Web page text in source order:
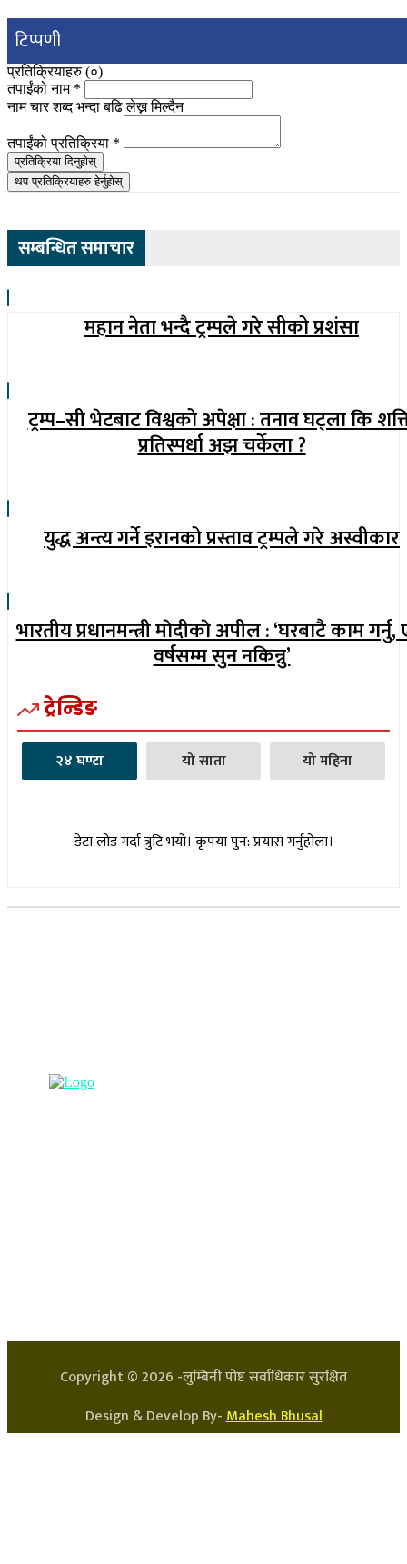
टिप्पणी
प्रतिक्रियाहरु (०)
तपाईंको नाम *
नाम चार शब्द भन्दा बढि लेख्न मिल्दैन
तपाईंको प्रतिक्रिया *
प्रतिक्रिया दिनुहोस्
थप प्रतिक्रियाहरु हेर्नुहोस्
सम्बन्धित समाचार
महान नेता भन्दै ट्रम्पले गरे सीको प्रशंसा
ट्रम्प–सी भेटबाट विश्वको अपेक्षा : तनाव घट्ला कि
प्रतिस्पर्धा अझ चर्केला ?
युद्ध अन्त्य गर्ने इरानको प्रस्ताव ट्रम्पले गरे अस्वीकार
भारतीय प्रधानमन्त्री माेदीकाे अपील : ‘घरबाटै काम
वर्षसम्म सुन नकिन्नु’
ट्रेन्डिङ
२४ घण्टा यो साता यो महिना
डेटा लोड गर्दा त्रुटि भयो। कृपया पुन: प्रयास गर्नुहोला।
Copyright ©2026 -लुम्बिनी पोष्ट सर्वाधिकार सुरक्षित
Design & Develop By-Mahesh Bhusal